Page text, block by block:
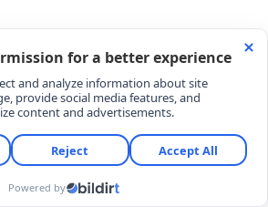
Mohamed Salah'ı kadrosuna